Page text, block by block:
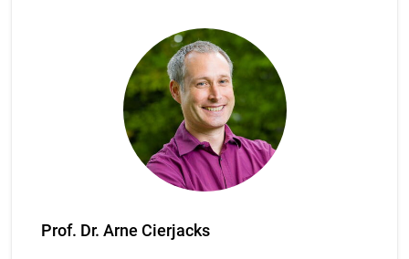
Prof. Dr. Arne Cierjacks